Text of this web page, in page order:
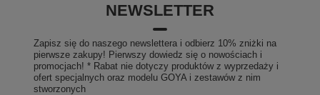
NEWSLETTER
Zapisz się do naszego newslettera i odbierz 10% zniżki na
pierwsze zakupy! Pierwszy dowiedz się o nowościach i
promocjach! * Rabat nie dotyczy produktów z wyprzedaży i
ofert specjalnych oraz modelu GOYA i zestawów z nim
stworzonych